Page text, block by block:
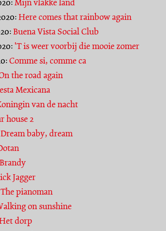
Mijn vlakke land
Here comes that rainbow again
Buena Vista Social Club
'T is weer voorbij die mooie zomer
Comme si, comme ca
the road again
Mexicana
van de nacht
house 2
Dream baby, dream
Brandy
Jagger
The pianoman
on sunshine
dorp